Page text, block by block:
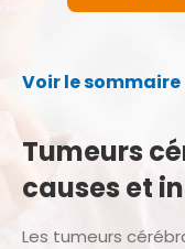
Voir le sommaire
Tumeurs
causes et
Les tumeurs